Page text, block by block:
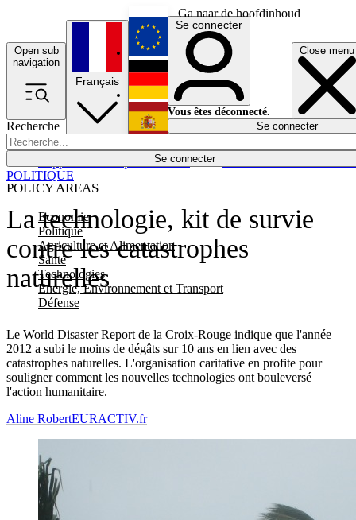
Ga naar de hoofdinhoud
Open sub
navigation
Close menu
Recherche
Se connecter
POLICY AREAS
Economie
Politique
Agriculture et Alimentation
Santé
Technologies
Energie, Environnement et Transport
Défense
Économie
Français
English
Deutsch
Español
Se connecter
Vous êtes déconnecté.
Se connecter
La technologie, kit de survie
contre les catastrophes
naturelles
Le World Disaster Report de la Croix-Rouge indique que l'année
2012 a subi le moins de dégâts sur 10 ans en lien avec des
catastrophes naturelles. L'organisation caritative en profite pour
souligner comment les nouvelles technologies ont bouleversé
l'action humanitaire.
POLITIQUE
Aline RobertEURACTIV.fr